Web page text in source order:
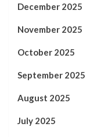
December 2025
November 2025
October 2025
September 2025
August 2025
July 2025